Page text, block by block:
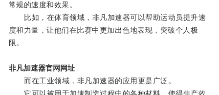
常规的速度和效果。
比如，在体育领域，非凡加速器可以帮助运动员提升速
度和力量，让他们在比赛中更加出色地表现，突破个人极
限。
非凡加速器官网网址
而在工业领域，非凡加速器的应用更是广泛。